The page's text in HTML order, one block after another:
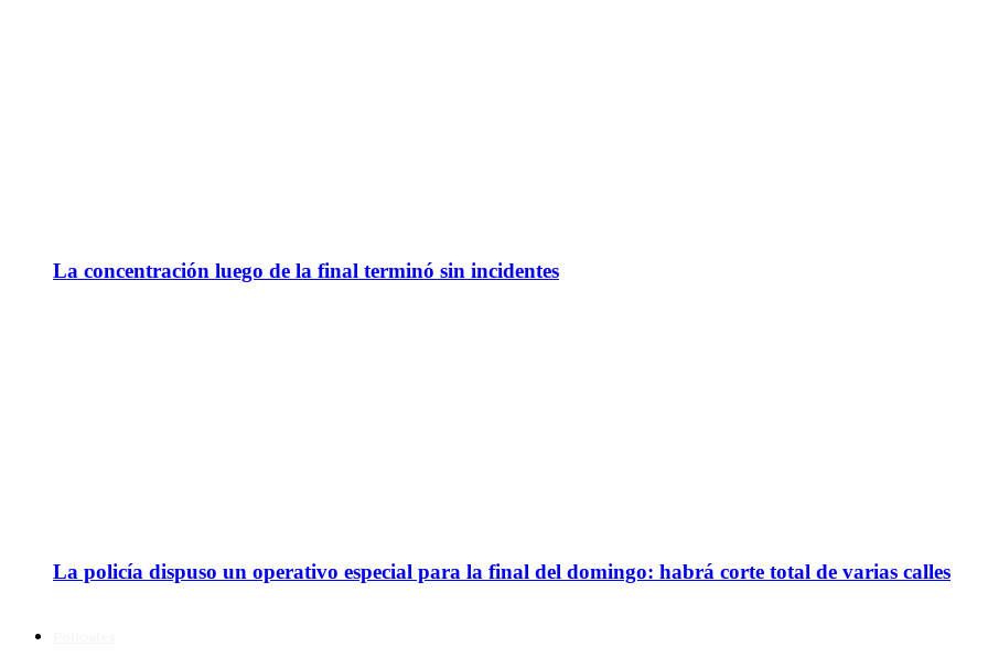
La concentración luego de la final terminó sin incidentes
La policía dispuso un operativo especial para la final del domingo: habrá corte total de varias calles